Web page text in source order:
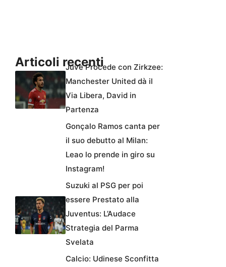
Articoli recentiJuve Procede con Zirkzee:
Manchester United dà il
Via Libera, David in
Partenza
Gonçalo Ramos canta per
il suo debutto al Milan:
Leao lo prende in giro su
Instagram!
Suzuki al PSG per poi
essere Prestato alla
Juventus: L’Audace
Strategia del Parma
Svelata
Calcio: Udinese Sconfitta